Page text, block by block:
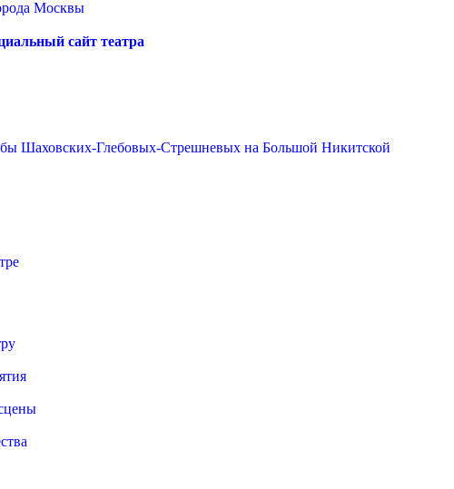
Москвы
сайт театра
Шаховских-Глебовых-Стрешневых на Большой Никитской